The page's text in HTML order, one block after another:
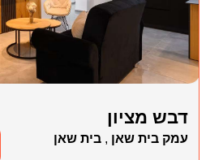
דבש מציון
עמק בית שאן ,בית שאן